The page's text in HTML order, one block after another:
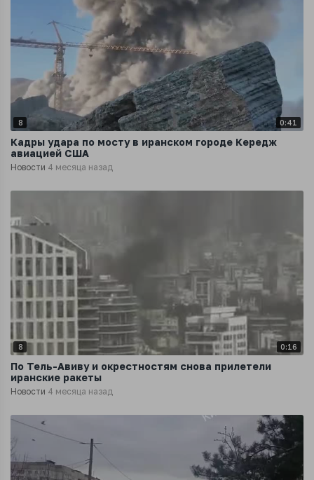
8 0:41
Кадры удара по мосту в иранском городе Кередж
авиацией США
Новости 4 месяца назад
8 0:16
По Тель-Авиву и окрестностям снова прилетели
иранские ракеты
Новости 4 месяца назад